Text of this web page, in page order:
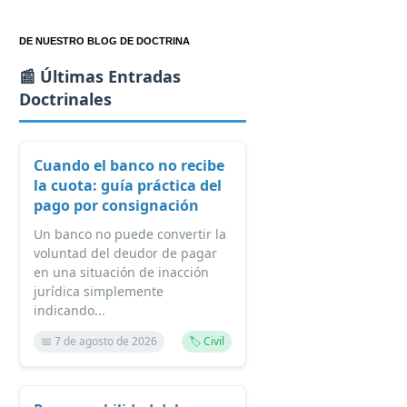
DE NUESTRO BLOG DE DOCTRINA
📰 Últimas Entradas
Doctrinales
Cuando el banco no recibe
la cuota: guía práctica del
pago por consignación
Un banco no puede convertir la
voluntad del deudor de pagar
en una situación de inacción
jurídica simplemente
indicando...
📅 7 de agosto de 2026 🏷️ Civil